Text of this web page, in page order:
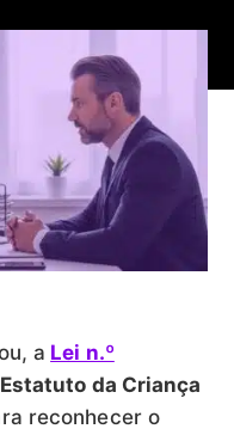
a Lei n.º
Estatuto da Criança
reconhecer o